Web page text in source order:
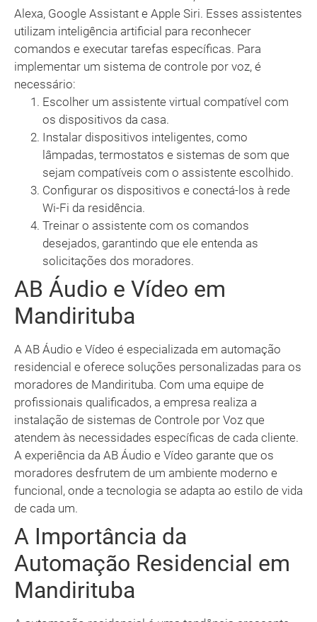
Alexa, Google Assistant e Apple Siri. Esses assistentes
utilizam inteligência artificial para reconhecer
comandos e executar tarefas específicas. Para
implementar um sistema de controle por voz, é
necessário:
Escolher um assistente virtual compatível com
os dispositivos da casa.
Instalar dispositivos inteligentes, como
lâmpadas, termostatos e sistemas de som que
sejam compatíveis com o assistente escolhido.
Configurar os dispositivos e conectá-los à rede
Wi-Fi da residência.
Treinar o assistente com os comandos
desejados, garantindo que ele entenda as
solicitações dos moradores.
AB Áudio e Vídeo em
Mandirituba
A AB Áudio e Vídeo é especializada em automação
residencial e oferece soluções personalizadas para os
moradores de Mandirituba. Com uma equipe de
profissionais qualificados, a empresa realiza a
instalação de sistemas de Controle por Voz que
atendem às necessidades específicas de cada cliente.
A experiência da AB Áudio e Vídeo garante que os
moradores desfrutem de um ambiente moderno e
funcional, onde a tecnologia se adapta ao estilo de vida
de cada um.
A Importância da
Automação Residencial em
Mandirituba